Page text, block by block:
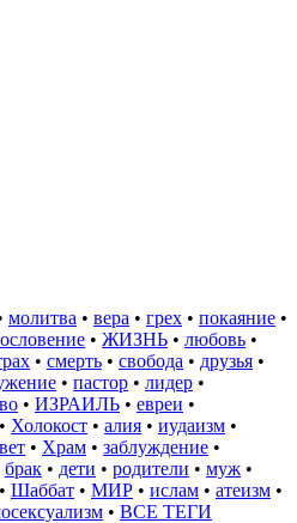
молитва • вера • грех • покаяние •
• ЖИЗНЬ • любовь •
• смерть • свобода • друзья •
• пастор • лидер •
• ИЗРАИЛЬ • евреи •
• Холокост • алия • иудаизм •
• Храм • заблуждение •
брак • дети • родители • муж •
• Шаббат • МИР • ислам • атеизм •
• ВСЕ ТЕГИ